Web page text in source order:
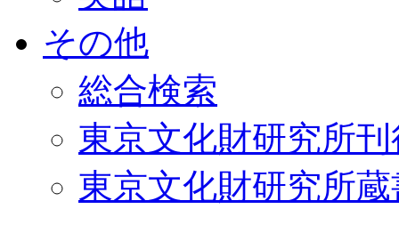
その他
総合検索
東京文化財研究所
東京文化財研究所